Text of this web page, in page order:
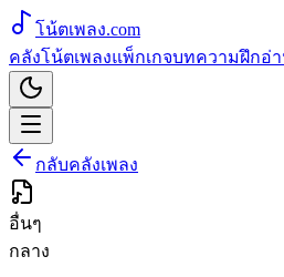
โน้ตเพลง.com
คลังโน้ตเพลงแพ็กเกจบทความฝึกอ่
กลับคลังเพลง
อื่นๆ
กลาง